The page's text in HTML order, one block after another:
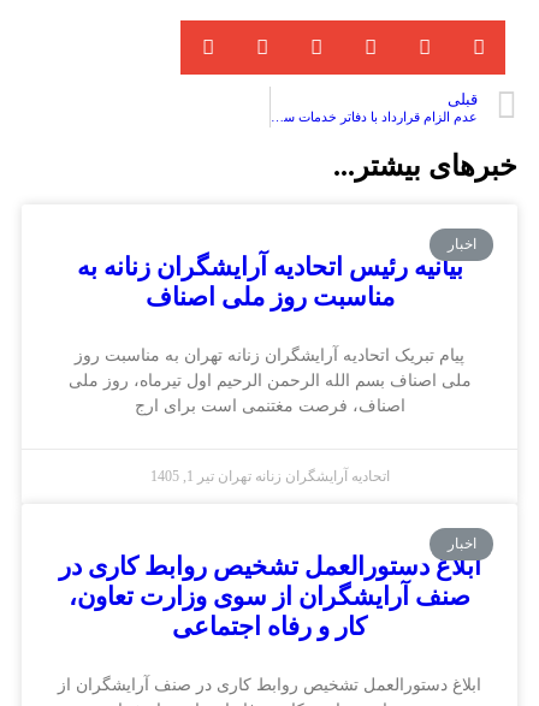
قبلی
خبرهای بیشتر...
اخبار
بیانیه رئیس اتحادیه آرایشگران زنانه به
مناسبت روز ملی اصناف
پیام تبریک اتحادیه آرایشگران زنانه تهران به مناسبت روز
ملی اصناف بسم الله الرحمن الرحیم اول تیرماه، روز ملی
اصناف، فرصت مغتنمی است برای ارج
اتحادیه آرایشگران زنانه تهرانتیر 1, 1405
اخبار
ابلاغ دستورالعمل تشخیص روابط کاری در
صنف آرایشگران از سوی وزارت تعاون،
کار و رفاه اجتماعی
ابلاغ دستورالعمل تشخیص روابط کاری در صنف آرایشگران از